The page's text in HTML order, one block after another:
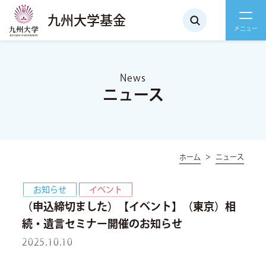
九州大学基金
News
ニュース
ホーム ニュース
お知らせ イベント
（申込締切ました）【イベント】（東京）相
続・遺言セミナー開催のお知らせ
2025.10.10